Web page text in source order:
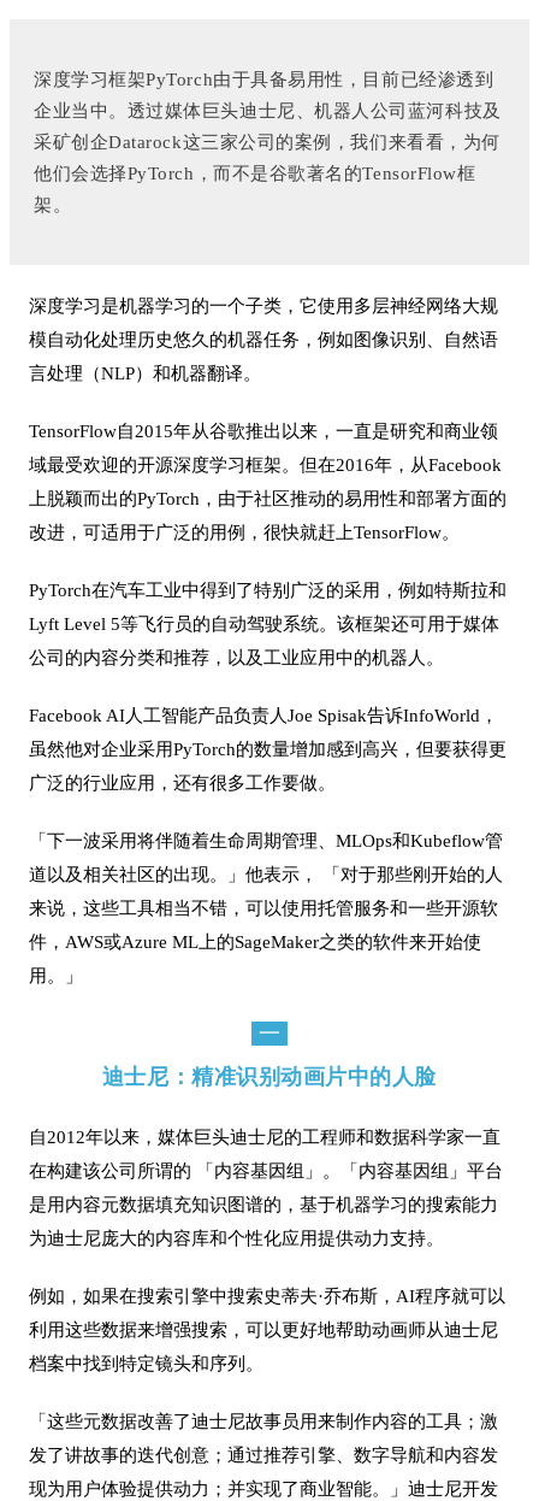
深度学习框架PyTorch由于具备易用性，目前已经渗透到
企业当中。透过媒体巨头迪士尼、机器人公司蓝河科技及
采矿创企Datarock这三家公司的案例，我们来看看，为何
他们会选择PyTorch，而不是谷歌著名的TensorFlow框
架。
深度学习是机器学习的一个子类，它使用多层神经网络大规
模自动化处理历史悠久的机器任务，例如图像识别、自然语
言处理（NLP）和机器翻译。
TensorFlow自2015年从谷歌推出以来，一直是研究和商业领
域最受欢迎的开源深度学习框架。但在2016年，从Facebook
上脱颖而出的PyTorch，由于社区推动的易用性和部署方面的
改进，可适用于广泛的用例，很快就赶上TensorFlow。
PyTorch在汽车工业中得到了特别广泛的采用，例如特斯拉和
Lyft Level 5等飞行员的自动驾驶系统。该框架还可用于媒体
公司的内容分类和推荐，以及工业应用中的机器人。
Facebook AI人工智能产品负责人Joe Spisak告诉InfoWorld，
虽然他对企业采用PyTorch的数量增加感到高兴，但要获得更
广泛的行业应用，还有很多工作要做。
「下一波采用将伴随着生命周期管理、MLOps和Kubeflow管
道以及相关社区的出现。」他表示， 「对于那些刚开始的人
来说，这些工具相当不错，可以使用托管服务和一些开源软
件，AWS或Azure ML上的SageMaker之类的软件来开始使
用。」
一
迪士尼：精准识别动画片中的人脸
自2012年以来，媒体巨头迪士尼的工程师和数据科学家一直
在构建该公司所谓的 「内容基因组」。「内容基因组」平台
是用内容元数据填充知识图谱的，基于机器学习的搜索能力
为迪士尼庞大的内容库和个性化应用提供动力支持。
例如，如果在搜索引擎中搜索史蒂夫·乔布斯，AI程序就可以
利用这些数据来增强搜索，可以更好地帮助动画师从迪士尼
档案中找到特定镜头和序列。
「 这些元数据改善了迪士尼故事员用来制作内容的工具；激
发了讲故事的迭代创意；通过推荐引擎、数字导航和内容发
现为用户体验提供动力；并实现了商业智能。
」 迪士尼开发